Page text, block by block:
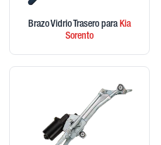
Brazo Vidrio Trasero paraKia
Sorento